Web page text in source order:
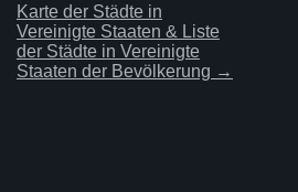
Karte der Städte in
Vereinigte Staaten & Liste
der Städte in Vereinigte
Staaten der Bevölkerung →